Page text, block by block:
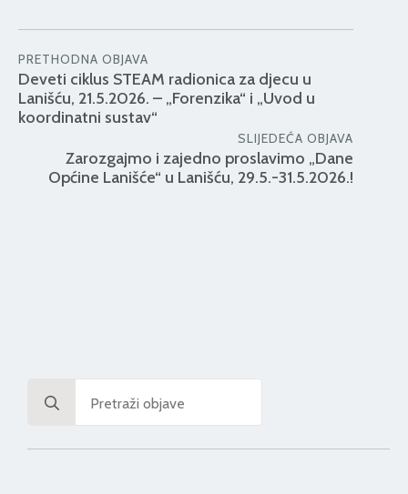
PRETHODNA OBJAVA
Deveti ciklus STEAM radionica za djecu u
Lanišću, 21.5.2026. – „Forenzika“ i „Uvod u
koordinatni sustav“
SLIJEDEĆA OBJAVA
Zarozgajmo i zajedno proslavimo „Dane
Općine Lanišće“ u Lanišću, 29.5.-31.5.2026.!
for: